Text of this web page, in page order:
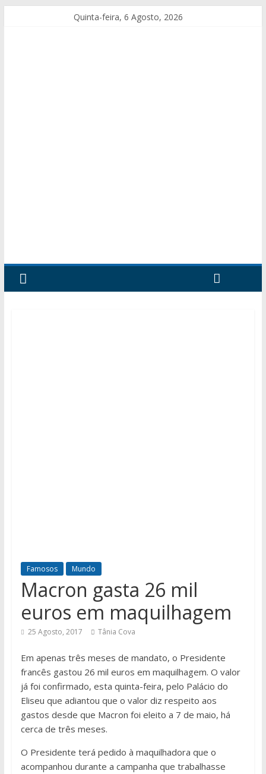
Quinta-feira, 6 Agosto, 2026
Famosos Mundo
Macron gasta 26 mil
euros em maquilhagem
25 Agosto, 2017 Tânia Cova
Em apenas três meses de mandato, o Presidente
francês gastou 26 mil euros em maquilhagem. O valor
já foi confirmado, esta quinta-feira, pelo Palácio do
Eliseu que adiantou que o valor diz respeito aos
gastos desde que Macron foi eleito a 7 de maio, há
cerca de três meses.
O Presidente terá pedido à maquilhadora que o
acompanhou durante a campanha que trabalhasse